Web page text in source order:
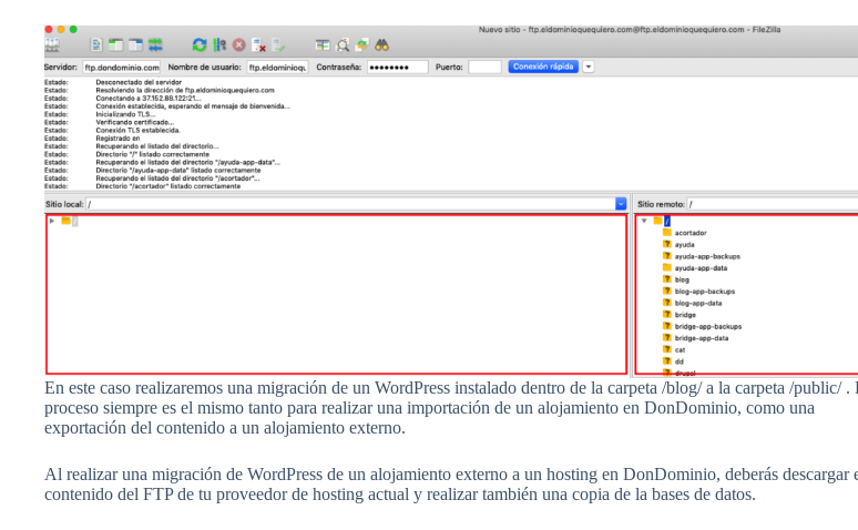
En este caso realizaremos una migración de un WordPress instalado dentro de la carpeta /blog/ a la carpeta /public/ .
proceso siempre es el mismo tanto para realizar una importación de un alojamiento en DonDominio, como una
exportación del contenido a un alojamiento externo.
Al realizar una migración de WordPress de un alojamiento externo a un hosting en DonDominio, deberás descargar
contenido del FTP de tu proveedor de hosting actual y realizar también una copia de la bases de datos.